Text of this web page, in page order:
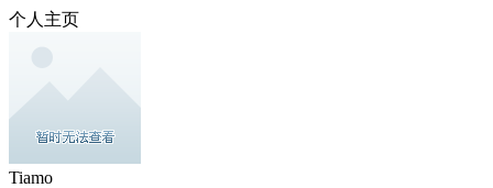
个人主页
Tiamo